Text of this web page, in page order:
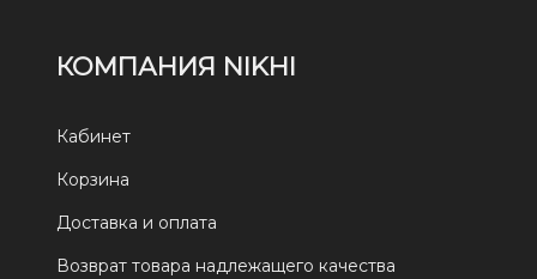
КОМПАНИЯ NIKHI
Кабинет
Корзина
Доставка и оплата
Возврат товара надлежащего качества